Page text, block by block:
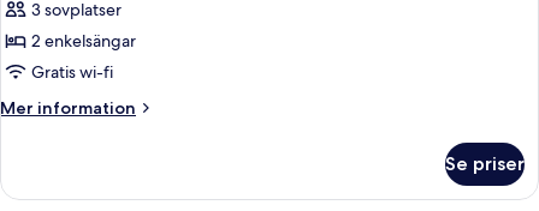
foton
för
Twin
Room
3 sovplatser
2 enkelsängar
Gratis wi-fi
Mer information
Mer
Room
Se priser